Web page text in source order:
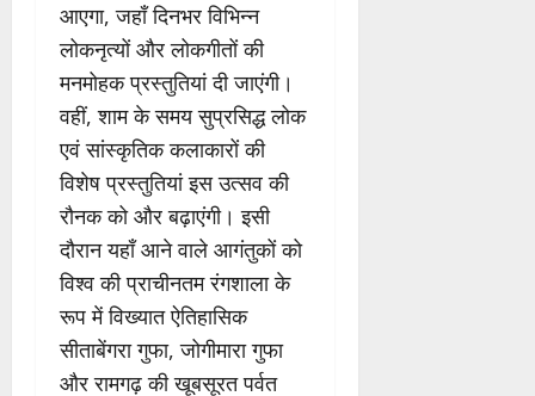
आएगा, जहाँ दिनभर विभिन्न
लोकनृत्यों और लोकगीतों की
मनमोहक प्रस्तुतियां दी जाएंगी।
वहीं, शाम के समय सुप्रसिद्ध लोक
एवं सांस्कृतिक कलाकारों की
विशेष प्रस्तुतियां इस उत्सव की
रौनक को और बढ़ाएंगी। इसी
दौरान यहाँ आने वाले आगंतुकों को
विश्व की प्राचीनतम रंगशाला के
रूप में विख्यात ऐतिहासिक
सीताबेंगरा गुफा, जोगीमारा गुफा
और रामगढ़ की खूबसूरत पर्वत